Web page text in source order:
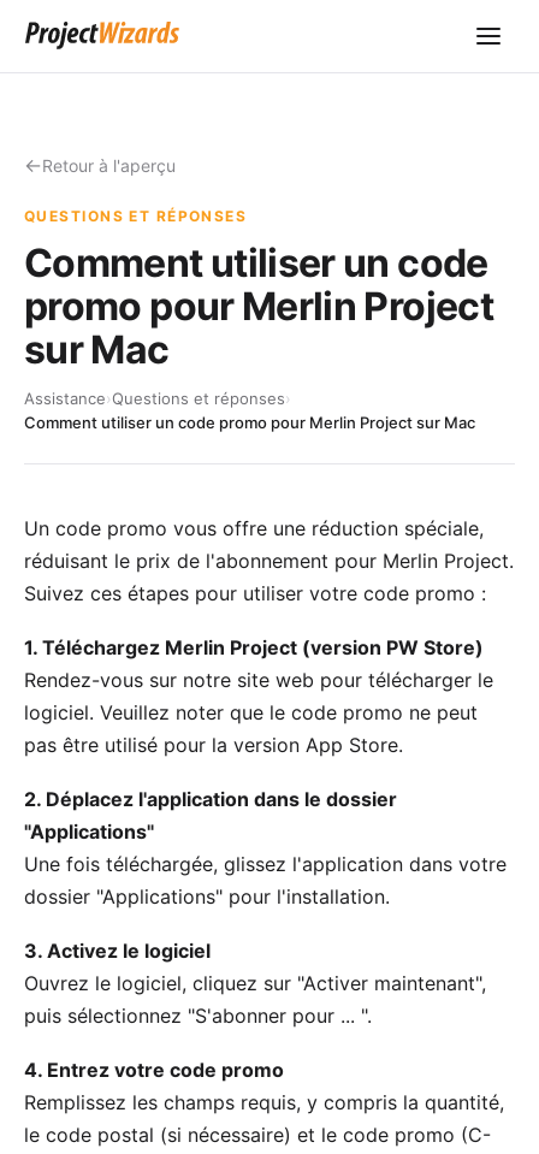
Retour à l'aperçu
QUESTIONS ET RÉPONSES
Comment utiliser un code
promo pour Merlin Project
sur Mac
Assistance›Questions et réponses›
Comment utiliser un code promo pour Merlin Project sur Mac
Un code promo vous offre une réduction spéciale,
réduisant le prix de l'abonnement pour Merlin Project.
Suivez ces étapes pour utiliser votre code promo :
1. Téléchargez Merlin Project (version PW Store)
Rendez-vous sur notre site web pour télécharger le
logiciel. Veuillez noter que le code promo ne peut
pas être utilisé pour la version App Store.
2. Déplacez l'application dans le dossier
"Applications"
Une fois téléchargée, glissez l'application dans votre
dossier "Applications" pour l'installation.
3. Activez le logiciel
Ouvrez le logiciel, cliquez sur "Activer maintenant",
puis sélectionnez "S'abonner pour ... ".
4. Entrez votre code promo
Remplissez les champs requis, y compris la quantité,
le code postal (si nécessaire) et le code promo (C-